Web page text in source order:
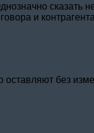
сказать
и
без